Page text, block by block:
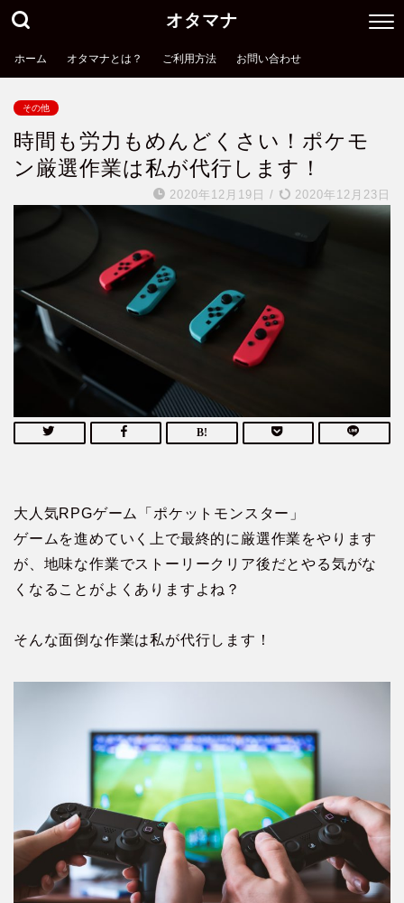
オタマナ
ホーム オタマナとは？ ご利用方法 お問い合わせ
その他
時間も労力もめんどくさい！ポケモ
ン厳選作業は私が代行します！
2020年12月19日 / 2020年12月23日
大人気RPGゲーム「ポケットモンスター」
ゲームを進めていく上で最終的に厳選作業をやります
が、地味な作業でストーリークリア後だとやる気がな
くなることがよくありますよね？
そんな面倒な作業は私が代行します！